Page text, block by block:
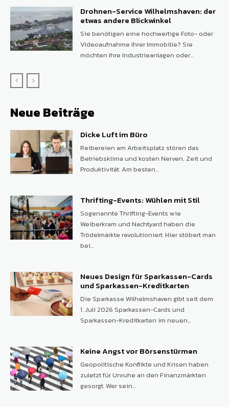
Drohnen-Service Wilhelmshaven: der
etwas andere Blickwinkel
Sie benötigen eine hochwertige Foto- oder
Videoaufnahme Ihrer Immobilie? Sie
möchten Ihre Industrieanlagen oder...
Neue Beiträge
Dicke Luft im Büro
Reibereien am Arbeitsplatz stören das
Betriebsklima und kosten Nerven, Zeit und
Produktivität. Am besten...
Thrifting-Events: Wühlen mit Stil
Sogenannte Thrifting-Events wie
Weiberkram und Nachtyard haben die
Trödelmärkte revolutioniert. Hier stöbert man
bei...
Neues Design für Sparkassen-Cards
und Sparkassen-Kreditkarten
Die Sparkasse Wilhelmshaven gibt seit dem
1. Juli 2026 Sparkassen-Cards und
Sparkassen-Kreditkarten im neuen...
Keine Angst vor Börsenstürmen
Geopolitische Konflikte und Krisen haben
zuletzt für Unruhe an den Finanzmärkten
gesorgt. Wer sein...